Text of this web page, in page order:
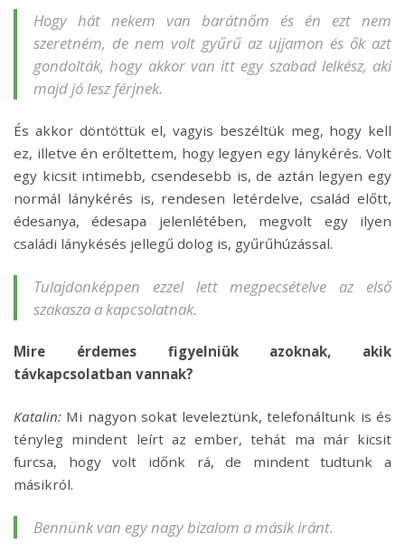
Hogy hát nekem van barátnőm és én ezt nem
szeretném, de nem volt gyűrű az ujjamon és ők azt
gondolták, hogy akkor van itt egy szabad lelkész, aki
majd jó lesz férjnek.
És akkor döntöttük el, vagyis beszéltük meg, hogy kell
ez, illetve én erőltettem, hogy legyen egy lánykérés. Volt
egy kicsit intimebb, csendesebb is, de aztán legyen egy
normál lánykérés is, rendesen letérdelve, család előtt,
édesanya, édesapa jelenlétében, megvolt egy ilyen
családi lánykésés jellegű dolog is, gyűrűhúzással.
Tulajdonképpen ezzel lett megpecsételve az első
szakasza a kapcsolatnak.
Mire érdemes figyelniük azoknak, akik
távkapcsolatban vannak?
Katalin: Mi nagyon sokat leveleztünk, telefonáltunk is és
tényleg mindent leírt az ember, tehát ma már kicsit
furcsa, hogy volt időnk rá, de mindent tudtunk a
másikról.
Bennünk van egy nagy bizalom a másik iránt.